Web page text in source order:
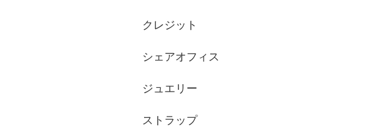
クレジット
シェアオフィス
ジュエリー
ストラップ